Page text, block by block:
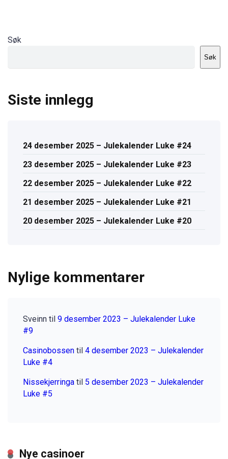
Søk
Søk
Siste innlegg
24 desember 2025 – Julekalender Luke #24
23 desember 2025 – Julekalender Luke #23
22 desember 2025 – Julekalender Luke #22
21 desember 2025 – Julekalender Luke #21
20 desember 2025 – Julekalender Luke #20
Nylige kommentarer
Sveinn til 9 desember 2023 – Julekalender Luke
#9
Casinobossen til 4 desember 2023 – Julekalender
Luke #4
Nissekjerringa til 5 desember 2023 – Julekalender
Luke #5
Nye casinoer